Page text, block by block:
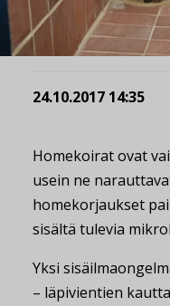
24.10.2017 14:35
Homekoirat ovat
usein ne
homekorjaukset
sisältä tulevia
Yksi
– läpivientien